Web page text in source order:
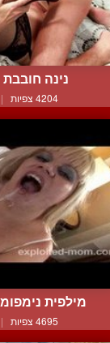
נינה
4204 צפיות |
מילפית
4695 צפיות |